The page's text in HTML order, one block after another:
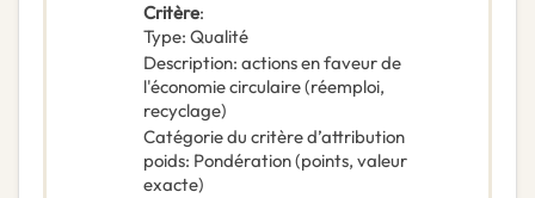
Critère:
Type: Qualité
Description: actions en faveur de
l'économie circulaire (réemploi,
recyclage)
Catégorie du critère d’attribution
poids: Pondération (points, valeur
exacte)